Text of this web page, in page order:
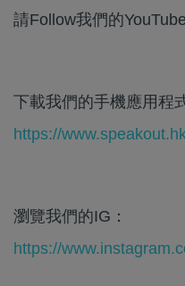
請Follow我們的
下載我們的手機應用程
https://
瀏覽我們的IG：
https://